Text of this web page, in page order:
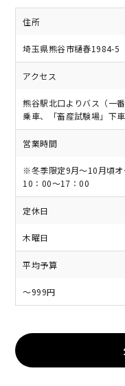
住所
埼玉県熊谷市樋春1984-5
アクセス
熊谷駅北口よりバス（一
乗車、「畜産試験場」下
営業時間
※冬季限定9月～10月頃オ
10：00～17：00
定休日
木曜日
平均予算
～999円